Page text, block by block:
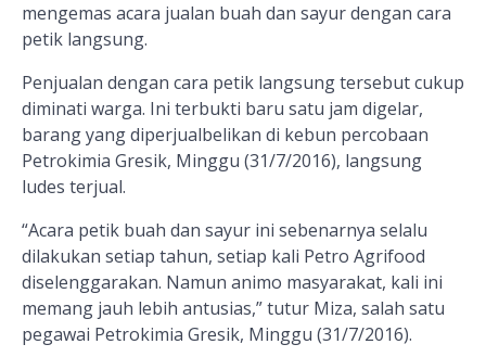
mengemas acara jualan buah dan sayur dengan cara
petik langsung.
Penjualan dengan cara petik langsung tersebut cukup
diminati warga. Ini terbukti baru satu jam digelar,
barang yang diperjualbelikan di kebun percobaan
Petrokimia Gresik, Minggu (31/7/2016), langsung
ludes terjual.
“Acara petik buah dan sayur ini sebenarnya selalu
dilakukan setiap tahun, setiap kali Petro Agrifood
diselenggarakan. Namun animo masyarakat, kali ini
memang jauh lebih antusias,” tutur Miza, salah satu
pegawai Petrokimia Gresik, Minggu (31/7/2016).